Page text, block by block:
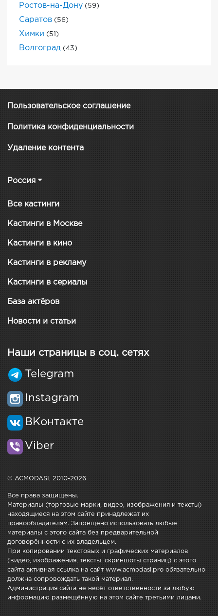
Ростов-на-Дону (59)
Саратов (56)
Химки (51)
Волгоград (43)
Пользовательское соглашение
Политика конфиденциальности
Удаление контента
Россия
Все кастинги
Кастинги в Москве
Кастинги в кино
Кастинги в рекламу
Кастинги в сериалы
База актёров
Новости и статьи
Наши страницы в соц. сетях
Telegram
Instagram
ВКонтакте
Viber
© ACMODASI, 2010-2026
Все права защищены.
Материалы (торговые марки, видео, изображения и тексты)
находящиеся на этом сайте принадлежат их
правообладателям. Запрещено использовать любые
материалы с этого сайта без предварительной
договорённости с их владельцем.
При копировании текстовых и графических материалов
(видео, изображения, тексты, скриншоты страниц) с этого
сайта активная ссылка на сайт www.acmodasi.pro обязательно
должна сопровождать такой материал.
Администрация сайта не несёт ответственности за любую
информацию размещённую на этом сайте третьими лицами.